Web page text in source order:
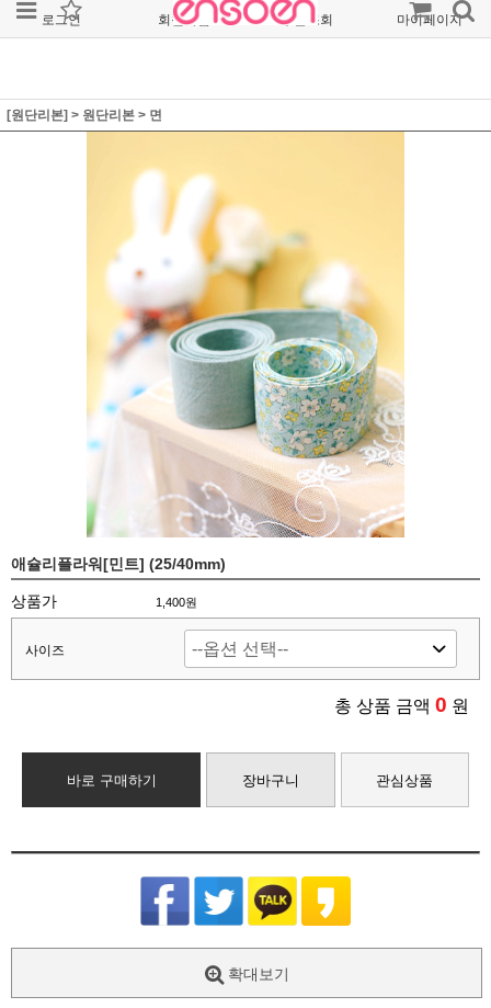
로그인 회원가입 주문조회 마이페이지
[원단리본] > 원단리본 > 면
애슐리플라워[민트] (25/40mm)
상품가 1,400원
사이즈
총 상품 금액 0 원
바로 구매하기 장바구니 관심상품
확대보기